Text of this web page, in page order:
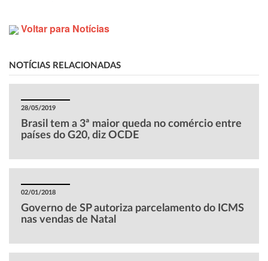
Voltar para Notícias
NOTÍCIAS RELACIONADAS
28/05/2019
Brasil tem a 3ª maior queda no comércio entre
países do G20, diz OCDE
02/01/2018
Governo de SP autoriza parcelamento do ICMS
nas vendas de Natal